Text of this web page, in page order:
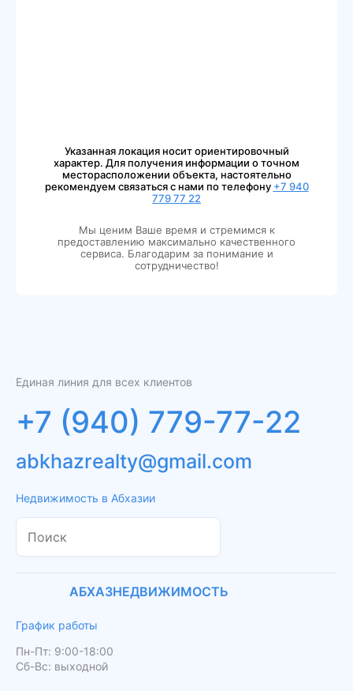
Указанная локация носит ориентировочный
характер. Для получения информации о точном
месторасположении объекта, настоятельно
рекомендуем связаться с нами по телефону +7 940
779 77 22
Мы ценим Ваше время и стремимся к
предоставлению максимально качественного
сервиса. Благодарим за понимание и
сотрудничество!
Единая линия для всех клиентов
+7 (940) 779-77-22
Недвижимость в Абхазии
abkhazrealty@gmail.com
АБХАЗНЕДВИЖИМОСТЬ
График работы
Пн-Пт: 9:00-18:00
Сб-Вс: выходной